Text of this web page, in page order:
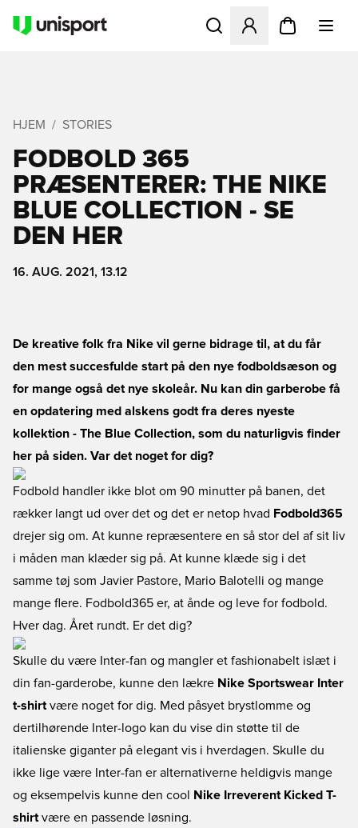
Åbner en Modal til at
HJEM STORIES
FODBOLD 365
PRÆSENTERER: THE NIKE
BLUE COLLECTION - SE
DEN HER
16. AUG. 2021, 13.12
De kreative folk fra Nike vil gerne bidrage til, at du får
den mest succesfulde start på den nye fodboldsæson og
for mange også det nye skoleår. Nu kan din garberobe få
en opdatering med alskens godt fra deres nyeste
kollektion - The Blue Collection, som du naturligvis finder
her på siden. Var det noget for dig?
Fodbold handler ikke blot om 90 minutter på banen, det
rækker langt ud over det og det er netop hvad Fodbold365
drejer sig om. At kunne repræsentere en så stor del af sit liv
i måden man klæder sig på. At kunne klæde sig i det
samme tøj som Javier Pastore, Mario Balotelli og mange
mange flere. Fodbold365 er, at ånde og leve for fodbold.
Hver dag. Året rundt. Er det dig?
Skulle du være Inter-fan og mangler et fashionabelt islæt i
din fan-garderobe, kunne den lækre Nike Sportswear Inter
t-shirt være noget for dig. Med påsyet brystlomme og
dertilhørende Inter-logo kan du vise din støtte til de
italienske giganter på elegant vis i hverdagen. Skulle du
ikke lige være Inter-fan er alternativerne heldigvis mange
og eksempelvis kunne den cool
Nike Irreverent Kicked T-
shirt være en passende løsning.